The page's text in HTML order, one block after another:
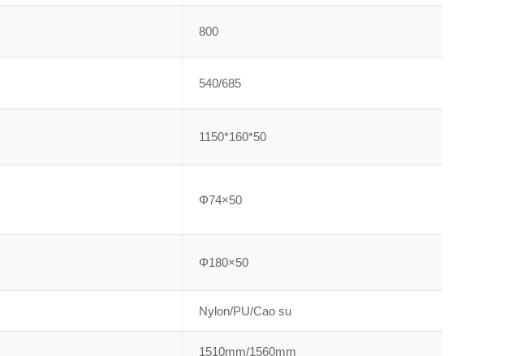
800
540/685
1150*160*50
Φ74×50
Φ180×50
Nylon/PU/Cao su
1510mm/1560mm